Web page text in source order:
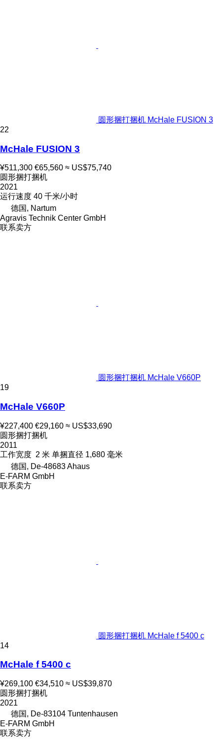
圆形捆打捆机 McHale FUSION 3
22
McHale FUSION 3
¥511,300 €65,560 ≈ US$75,740
圆形捆打捆机
2021
运行速度 40 千米/小时
德国, Nartum
Agravis Technik Center GmbH
联系卖方
圆形捆打捆机 McHale V660P
19
McHale V660P
¥227,400 €29,160 ≈ US$33,690
圆形捆打捆机
2011
工作宽度 2 米 单捆直径 1,680 毫米
德国, De-48683 Ahaus
E-FARM GmbH
联系卖方
圆形捆打捆机 McHale f 5400 c
14
McHale f 5400 c
¥269,100 €34,510 ≈ US$39,870
圆形捆打捆机
2021
德国, De-83104 Tuntenhausen
E-FARM GmbH
联系卖方